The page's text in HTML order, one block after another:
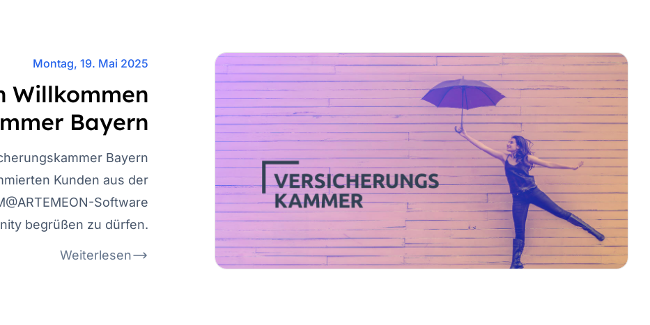
Montag, 19. Mai 2025
Willkommen
Bayern
Bayern
Kunden aus der
Software
begrüßen zu dürfen.
Weiterlesen